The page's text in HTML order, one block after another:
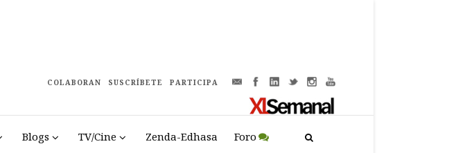
COLABORAN SUSCRÍBETE PARTICIPA
Blogs TV/Cine Zenda-Edhasa Foro